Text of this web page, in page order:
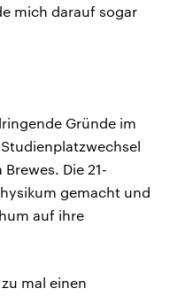
mich darauf sogar
Gründe im
Die 21-
gemacht und
auf ihre
mal einen